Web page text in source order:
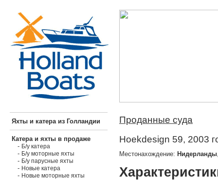
Яхты и катера из Голландии
Катера и яхты в продаже
- Б/у катера
- Б/у моторные яхты
- Б/у парусные яхты
- Новые катера
- Новые моторные яхты
Проданные суда
Hoekdesign 59, 2003
Местонахождение: Нидерланды